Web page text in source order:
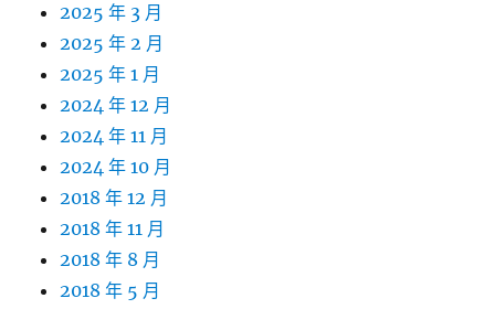
2025 年 3 月
2025 年 2 月
2025 年 1 月
2024 年 12 月
2024 年 11 月
2024 年 10 月
2018 年 12 月
2018 年 11 月
2018 年 8 月
2018 年 5 月